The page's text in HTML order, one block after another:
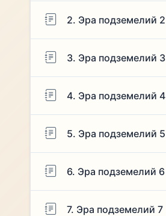
2. Эра подземелий 2
3. Эра подземелий 3
4. Эра подземелий 4
5. Эра подземелий 5
6. Эра подземелий 6
7. Эра подземелий 7